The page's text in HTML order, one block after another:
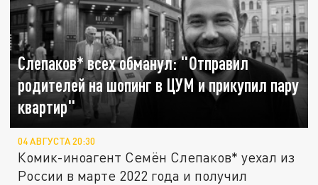
Слепаков* всех обманул: "Отправил
родителей на шопинг в ЦУМ и прикупил пару
квартир"
04 АВГУСТА 20:30
Комик-иноагент Семён Слепаков* уехал из
России в марте 2022 года и получил